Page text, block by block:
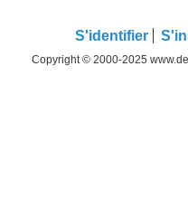
S'identifier
Copyright © 2000-2025